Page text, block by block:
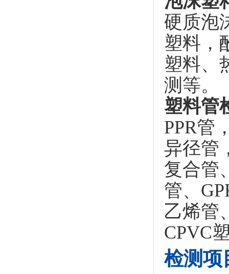
硬质泡
塑料，
塑料、
测等。
塑料管
PPR管
异径管
复合管
管、
乙烯管
CPVC
检测项